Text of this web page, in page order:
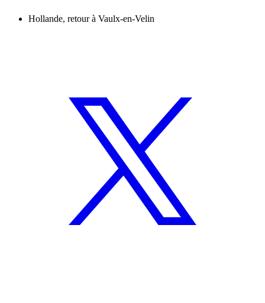
Hollande, retour à Vaulx-en-Velin